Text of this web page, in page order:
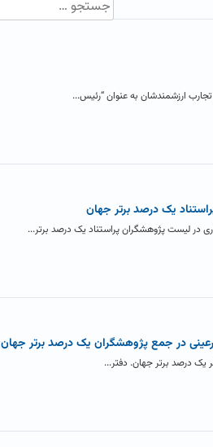
ارزشمندشان به عنوان “رئیس...
یک درصد برتر جهان
در لیست پژوهشگران پراستناد یک درصد برتر...
در جمع پژوهشگران یک درصد برتر جهان
یک درصد برتر جهان. دفتر...